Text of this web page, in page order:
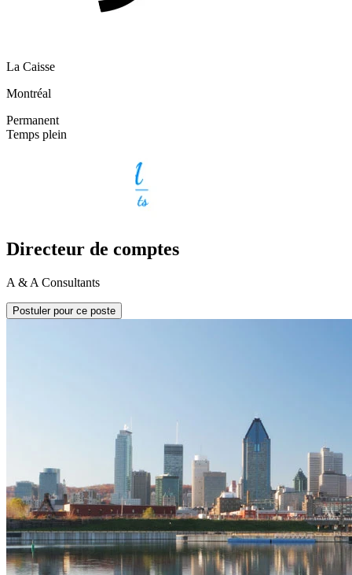
La Caisse
Montréal
Permanent
Temps plein
Directeur de comptes
A & A Consultants
Postuler pour ce poste